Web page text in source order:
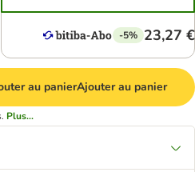
-5% 23,27 €
au panierAjouter au panier
Plus...